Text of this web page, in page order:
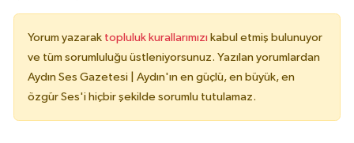
Yorum yazarak topluluk kurallarımızı kabul etmiş bulunuyor
ve tüm sorumluluğu üstleniyorsunuz. Yazılan yorumlardan
Aydın Ses Gazetesi | Aydın'ın en güçlü, en büyük, en
özgür Ses'i hiçbir şekilde sorumlu tutulamaz.